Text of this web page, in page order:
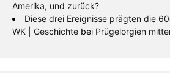
Amerika, und zurück?
Diese drei Ereignisse prägten die
WK | Geschichte bei Prügelorgien